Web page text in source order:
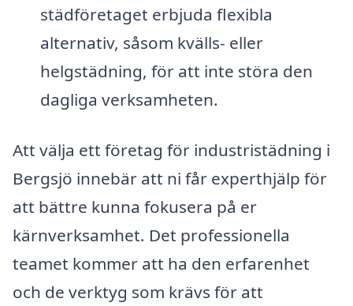
städföretaget erbjuda flexibla
alternativ, såsom kvälls- eller
helgstädning, för att inte störa den
dagliga verksamheten.
Att välja ett företag för industristädning i
Bergsjö innebär att ni får experthjälp för
att bättre kunna fokusera på er
kärnverksamhet. Det professionella
teamet kommer att ha den erfarenhet
och de verktyg som krävs för att